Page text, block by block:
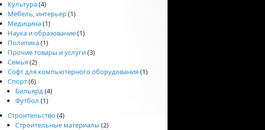
Культура(4)
Мебель, интерьер(1)
Медицина(1)
Наука и образование(1)
Политика(1)
Прочие товары и услуги(3)
Семья(2)
Софт для компьютерного оборудования(1)
Спорт(6)
Бильярд(4)
Футбол (1)
Строительство(4)
Строительные материалы (2)